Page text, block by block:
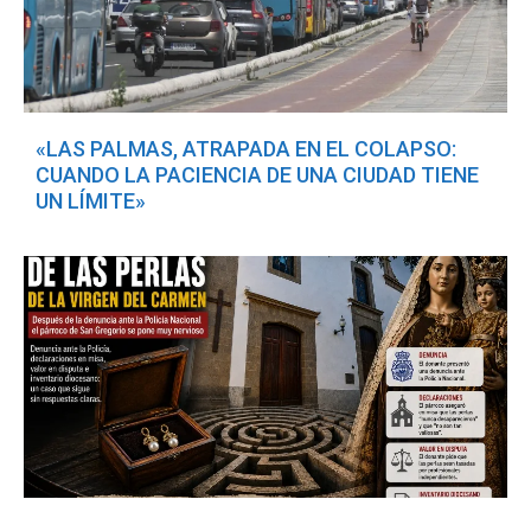
«LAS PALMAS, ATRAPADA EN EL COLAPSO:
CUANDO LA PACIENCIA DE UNA CIUDAD TIENE
UN LÍMITE»